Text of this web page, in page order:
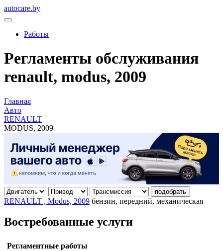
autocare.by
Работы
Регламенты обслуживания
renault, modus, 2009
Главная
Авто
RENAULT
MODUS, 2009
подобрать
RENAULT , Modus, 2009 бензин, передний, механическая
Востребованные услуги
Регламентные работы